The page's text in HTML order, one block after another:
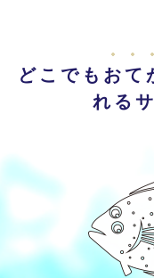
どこでも おて
れる